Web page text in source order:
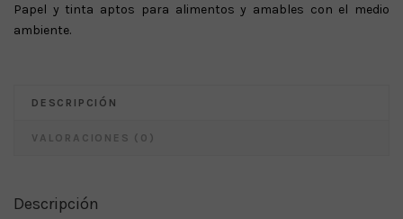
Papel y tinta aptos para alimentos y amables con el medio
ambiente.
DESCRIPCIÓN
VALORACIONES (0)
Descripción